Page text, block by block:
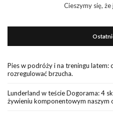
Cieszymy się, że
Pies w podróży i na treningu latem:
rozregulować brzucha.
Lunderland w teście Dogorama: 4
żywieniu komponentowym naszym